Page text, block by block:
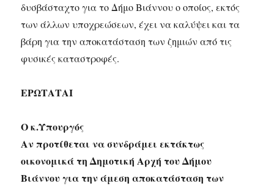
δυσβάσταχτο για το Δήμο Βιάννου ο οποίος, εκτός
των άλλων υποχρεώσεων, έχει να καλύψει και τα
βάρη για την αποκατάσταση των ζημιών από τις
φυσικές καταστροφές.
ΕΡΩΤΑΤΑΙ
Ο κ.Υπουργός
Αν προτίθεται να συνδράμει εκτάκτως
οικονομικά τη Δημοτική Αρχή του Δήμου
Βιάννου για την άμεση αποκατάσταση των